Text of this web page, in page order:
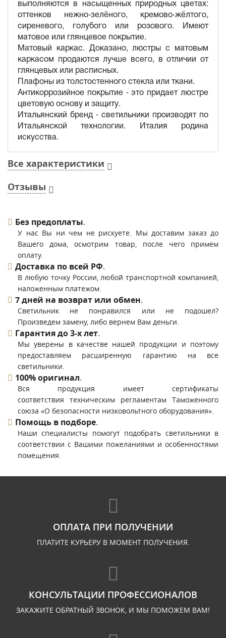
выполняются в насыщенных природных цветах:
оттенков нежно-зелёного, кремово-жёлтого,
сиреневого, голубого или розового. Имеют
матовое или глянцевое покрытие.
Матовый каркас. Доказано, люстры с матовым
каркасом продаются лучше всего, в отличии от
глянцевых или расписных.
Плафоны из толстостенного стекла или ткани.
Антикоррозийное покрытие - это придает люстре
цветовую основу и защиту.
Итальянский бренд - светильники производят по
Итальянской технологии. Италия родина
искусства.
Все характеристики
Отзывы
Без предоплаты.
У нас Вы ни чем не рискуете. Мы доставим заказ до
Вашего дома, осмотрим товар, после чего примем
оплату.
Доставка по всей РФ.
В любую точку России, любой транспортной компанией,
наложенным платежом.
7 дней на возврат или обмен.
Светильник не понравился или не подошел?
Произведем замену, либо вернем Вам деньги.
Гарантия до 3-х лет.
Мы уверены в качестве нашей продукции и поэтому
предоставляем расширенную гарантию на все
светильники.
100% оригинал.
Вся продукция имеет сертификаты
соответствия техническим регламентам Таможенного
союза «О безопасности низковольтного оборудования».
Помощь в подборе.
Наши специалисты помогут подобрать светильники в
соответствии с Вашими пожеланиями и особенностями
помещения.
ОПЛАТА ПРИ ПОЛУЧЕНИИ
ПЛАТИТЕ КУРЬЕРУ В МОМЕНТ ПОЛУЧЕНИЯ.
КОНСУЛЬТАЦИИ ПРОФЕССИОНАЛОВ
ЗАКАЖИТЕ ОБРАТНЫЙ ЗВОНОК, И МЫ ПОМОЖЕМ ВАМ!